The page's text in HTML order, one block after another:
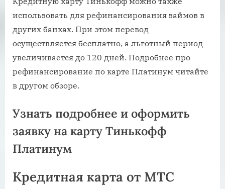
использовать для рефинансирования займов в
других банках. При этом перевод
осуществляется бесплатно, а льготный период
увеличивается до 120 дней. Подробнее про
рефинансирование по карте Платинум читайте
в другом обзоре.
Узнать подробнее и оформить
заявку на карту Тинькофф
Платинум
Кредитная карта от МТС